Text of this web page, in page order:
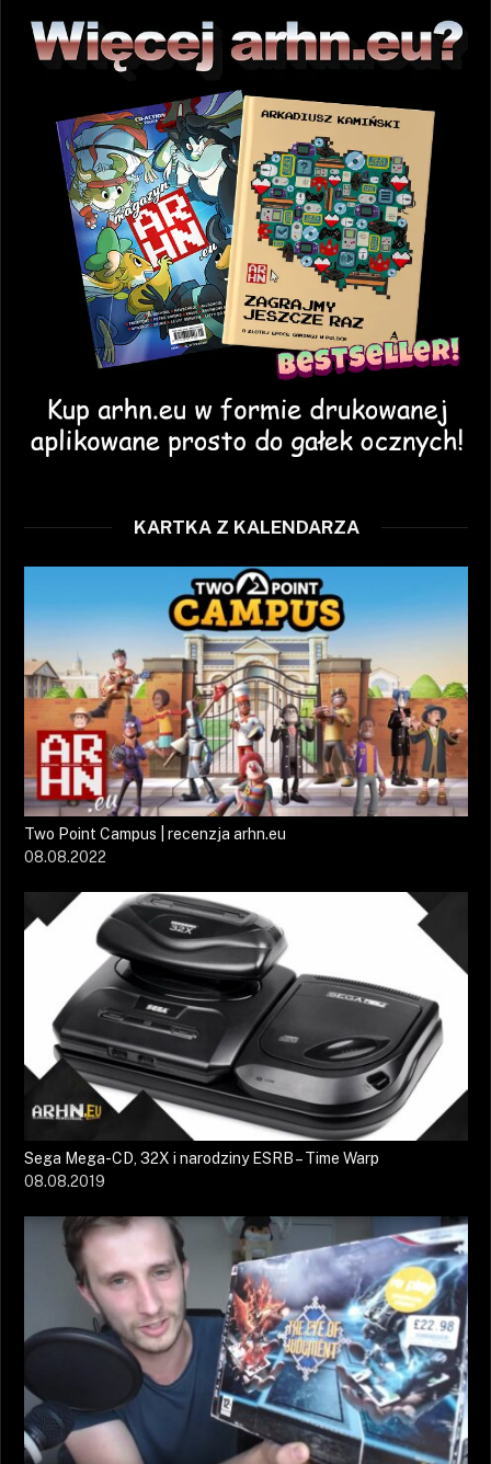
KARTKA Z KALENDARZA
Two Point Campus | recenzja arhn.eu
08.08.2022
Sega Mega-CD, 32X i narodziny ESRB – Time Warp
08.08.2019